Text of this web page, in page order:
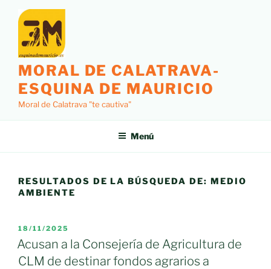
contenido
MORAL DE CALATRAVA-
ESQUINA DE MAURICIO
Moral de Calatrava "te cautiva"
Menú
RESULTADOS DE LA BÚSQUEDA DE: MEDIO
AMBIENTE
PUBLICADO
EL
18/11/2025
Acusan a la Consejería de Agricultura de
CLM de destinar fondos agrarios a